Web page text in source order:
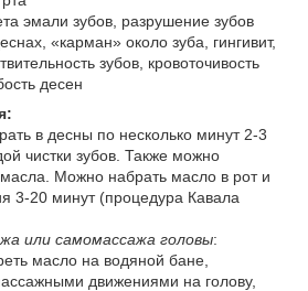
эмали зубов, разрушение зубов
«карман» около зуба, гингивит,
зубов, кровоточивость
десен
в десны по несколько минут 2-3
чистки зубов. Также можно
Можно набрать масло в рот и
3-20 минут (процедура Кавала
или самомассажа головы:
масло на водяной бане,
движениями на голову,